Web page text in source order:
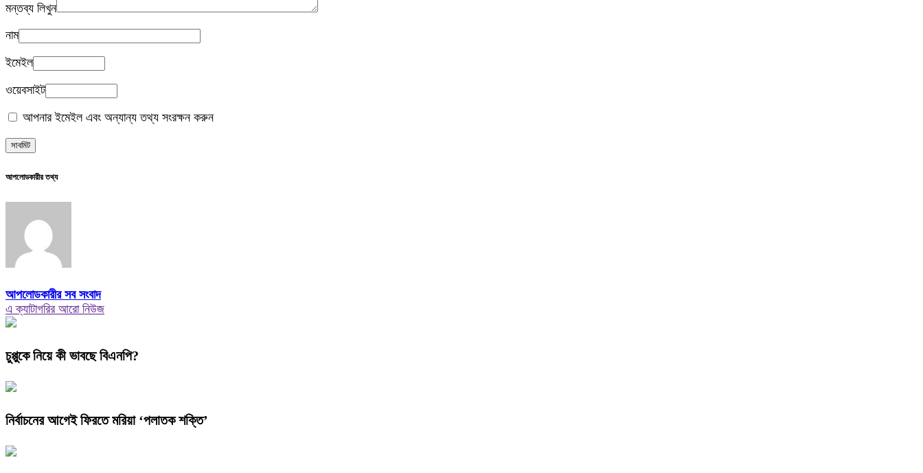
মন্তব্য লিখুন
নাম
ইমেইল
ওয়েবসাইট
আপনার ইমেইল এবং অন্যান্য তথ্য সংরক্ষন করুন
আপলোডকারীর তথ্য
আপলোডকারীর সব সংবাদ
এ ক্যাটাগরির আরো নিউজ
চুপ্পুকে নিয়ে কী ভাবছে বিএনপি?
নির্বাচনের আগেই ফিরতে মরিয়া ‘পলাতক শক্তি’